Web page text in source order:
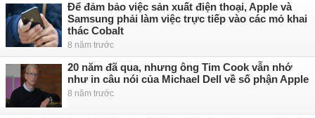
Để đảm bảo việc sản xuất điện thoại, Apple và
Samsung phải làm việc trực tiếp vào các mỏ khai
thác Cobalt
8 năm trước
20 năm đã qua, nhưng ông Tim Cook vẫn nhớ
như in câu nói của Michael Dell về số phận Apple
8 năm trước